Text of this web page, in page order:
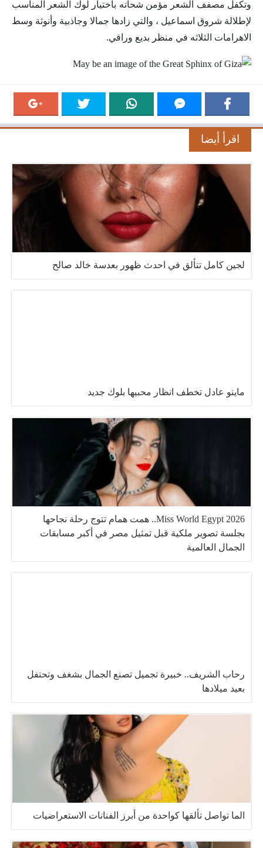
وتكفل مصفف الشعر مؤمن شحاته باختيار لوك الشعر المناسب
لإطلالة شروق اسماعيل ، والتي زادها جمالا وجاذبية وأنوثة وسط
الاهرامات الثلاثه في منظر بديع وراقي.
اقرأ أيضا
لجين كامل تتألق في احدث ظهور بعدسة خالد صالح
ماينو عادل تخطف انظار محبيها بلوك جديد
Miss World Egypt 2026.. همت همام تتوج رحلة نجاحها
بجلسة تصوير ملكية قبل تمثيل مصر في أكبر مسابقات
الجمال العالمية
رحاب الشريف.. خبيرة تجميل تصنع الجمال بشغف وتحتفل
بعيد ميلادها
الما تواصل تألقها كواحدة من أبرز الفنانات الاستعراضيات